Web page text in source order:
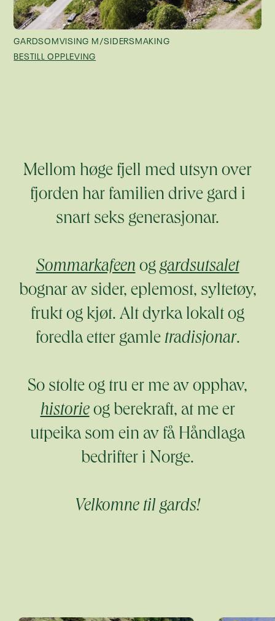
GARDSOMVISING M/SIDERSMAKING
BESTILL OPPLEVING
Mellom høge fjell med utsyn over
fjorden har familien drive gard i
snart seks generasjonar.
Sommarkafeen oggardsutsalet
bognar av sider, eplemost, syltetøy,
frukt og kjøt. Alt dyrka lokalt og
foredla etter gamle tradisjonar.
So stolte og tru er me av opphav,
historieog berekraft, at me er
utpeika som ein av få Håndlaga
bedrifter i Norge.
Velkomne til gards!